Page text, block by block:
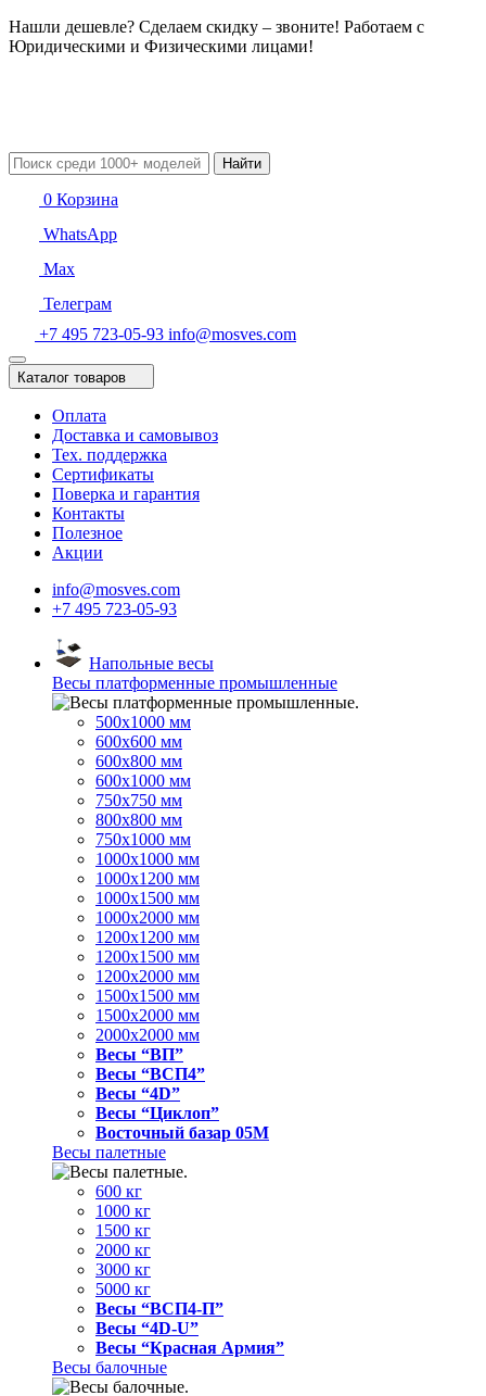
Нашли дешевле? Сделаем скидку – звоните! Работаем с
Юридическими и Физическими лицами!
Найти
0 Корзина
WhatsApp
Max
Телеграм
+7 495 723-05-93 info@mosves.com
Каталог товаров
Оплата
Доставка и самовывоз
Тех. поддержка
Сертификаты
Поверка и гарантия
Контакты
Полезное
Акции
info@mosves.com
+7 495 723-05-93
Напольные весы
Весы платформенные промышленные
500x1000 мм
600x600 мм
600x800 мм
600x1000 мм
750x750 мм
800x800 мм
750x1000 мм
1000x1000 мм
1000x1200 мм
1000x1500 мм
1000x2000 мм
1200x1200 мм
1200x1500 мм
1200x2000 мм
1500x1500 мм
1500x2000 мм
2000x2000 мм
Весы “ВП”
Весы “ВСП4”
Весы “4D”
Весы “Циклоп”
Восточный базар 05M
Весы палетные
600 кг
1000 кг
1500 кг
2000 кг
3000 кг
5000 кг
Весы “ВСП4-П”
Весы “4D-U”
Весы “Красная Армия”
Весы балочные